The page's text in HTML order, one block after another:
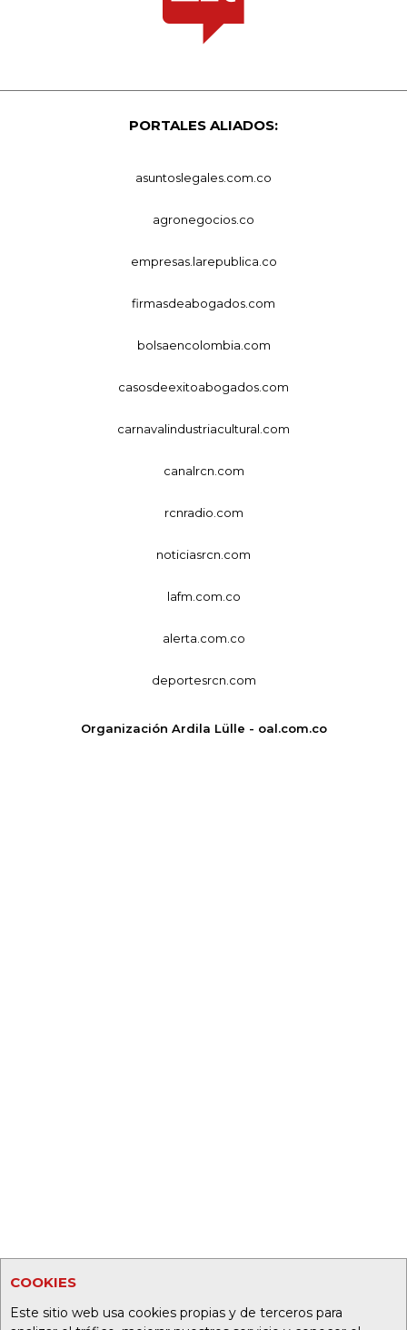
COOKIES
Este sitio web usa cookies propias y de terceros para
PORTALES ALIADOS:
asuntoslegales.com.co
agronegocios.co
empresas.larepublica.co
firmasdeabogados.com
bolsaencolombia.com
casosdeexitoabogados.com
carnavalindustriacultural.com
canalrcn.com
rcnradio.com
noticiasrcn.com
lafm.com.co
alerta.com.co
deportesrcn.com
Organización Ardila Lülle - oal.com.co